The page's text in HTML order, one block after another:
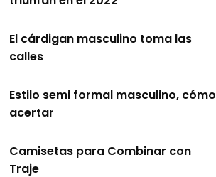
El cárdigan masculino toma las
calles
Estilo semi formal masculino, cómo
acertar
Camisetas para Combinar con
Traje